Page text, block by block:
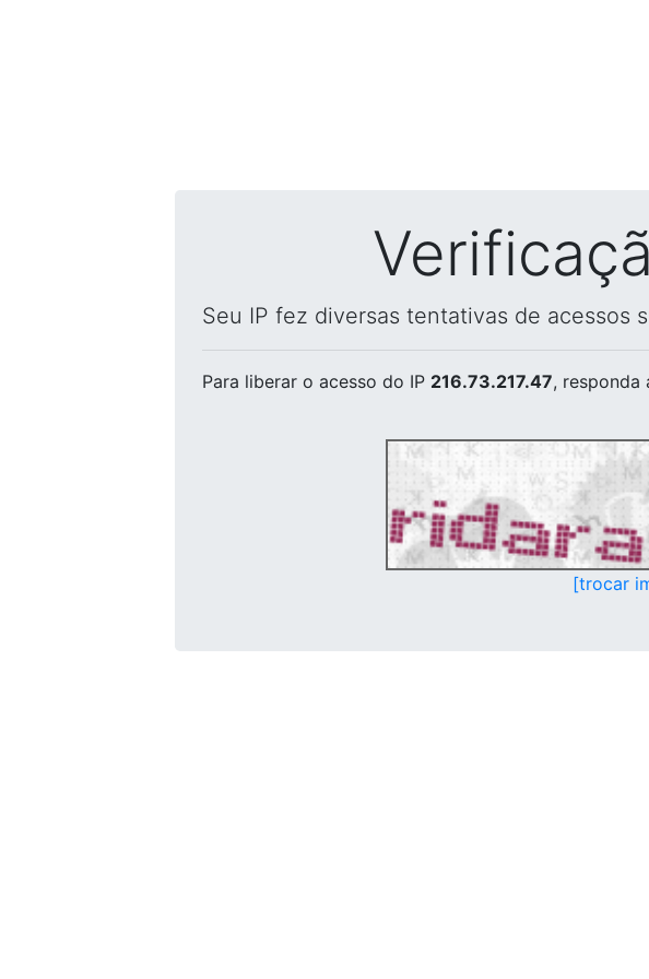
Seu IP fez diversas tentativas de acessos
Para liberar o acesso do IP 216.73.217.47, responda
[trocar